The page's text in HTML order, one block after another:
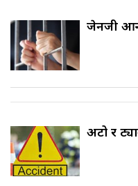
जेनजी
अटो र